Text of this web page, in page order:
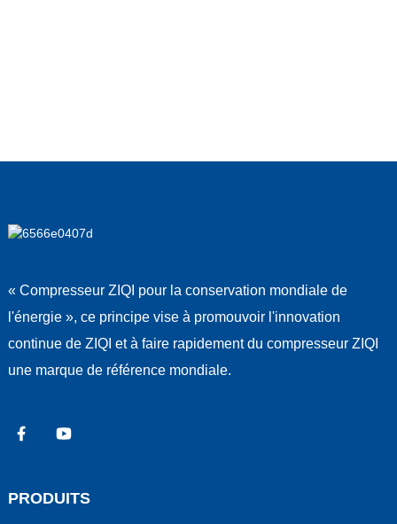
« Compresseur ZIQI pour la conservation mondiale de
l'énergie », ce principe vise à promouvoir l'innovation
continue de ZIQI et à faire rapidement du compresseur ZIQI
une marque de référence mondiale.
PRODUITS